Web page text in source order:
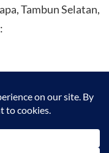
Tambun Selatan,
(C) 2026